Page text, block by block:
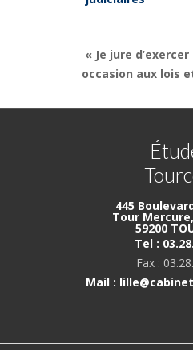
« Je jure
occasion aux lois
445
Tour
59200
Tel :
Fax :
Mail :